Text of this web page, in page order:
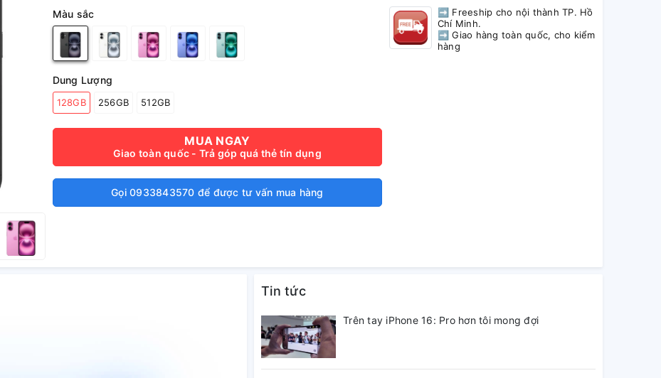
Màu sắc
Dung Lượng
128GB 256GB 512GB
MUA NGAY
Giao toàn quốc - Trả góp quá thẻ tín dụng
Gọi 0933843570 để được tư vấn mua hàng
➡ Freeship cho nội thành TP. Hồ
Chí Minh.
➡ Giao hàng toàn quốc, cho kiểm
hàng
Tin tức
Trên tay iPhone 16: Pro hơn tôi mong đợi